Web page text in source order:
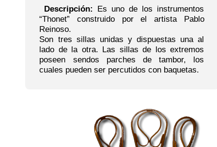
Descripción: Es uno de los instrumentos
“Thonet” construido por el artista Pablo
Reinoso.
Son tres sillas unidas y dispuestas una al
lado de la otra. Las sillas de los extremos
poseen sendos parches de tambor, los
cuales pueden ser percutidos con baquetas.